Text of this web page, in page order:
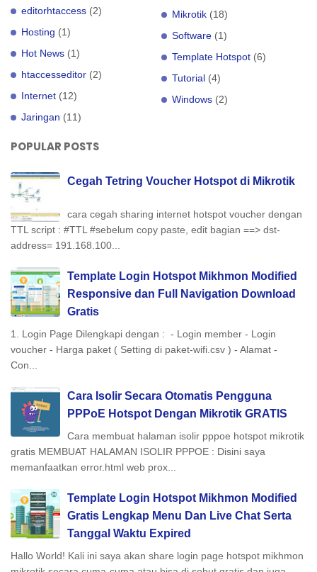
editorhtaccess (2)
Hosting (1)
Hot News (1)
htaccesseditor (2)
Internet (12)
Jaringan (11)
Mikrotik (18)
Software (1)
Template Hotspot (6)
Tutorial (4)
Windows (2)
POPULAR POSTS
Cegah Tetring Voucher Hotspot di Mikrotik
cara cegah sharing internet hotspot voucher dengan
TTL script : #TTL #sebelum copy paste, edit bagian ==> dst-
address= 191.168.100...
Template Login Hotspot Mikhmon Modified
Responsive dan Full Navigation Download
Gratis
1. Login Page Dilengkapi dengan : - Login member - Login
voucher - Harga paket ( Setting di paket-wifi.csv ) - Alamat -
Con...
Cara Isolir Secara Otomatis Pengguna
PPPoE Hotspot Dengan Mikrotik GRATIS
Cara membuat halaman isolir pppoe hotspot mikrotik
gratis MEMBUAT HALAMAN ISOLIR PPPOE : Disini saya
memanfaatkan error.html web prox...
Template Login Hotspot Mikhmon Modified
Gratis Lengkap Menu Dan Live Chat Serta
Tanggal Waktu Expired
Hallo World! Kali ini saya akan share login page hotspot mikhmon